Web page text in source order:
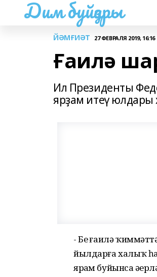
Дим буйҙары
ЙӘМҒИӘТ 27 ФЕВРАЛЯ 2019, 16:16
Ғаилә
Ил Президенты
ярҙам итеү
- Беҙ ғаилә
йылдарға халыҡ
ярҙам буйынса